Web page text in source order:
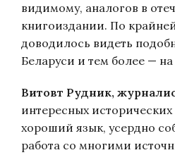
видимому, аналогов в
книгоиздании. По
доводилось видеть
Беларуси и тем более —
Витовт Рудник,
интересных
хороший язык, усердно
работа со многими